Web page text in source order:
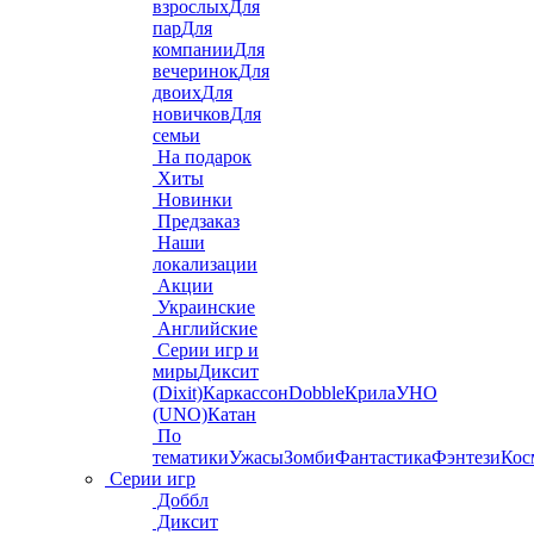
взрослыхДля
парДля
компанииДля
вечеринокДля
двоихДля
новичковДля
семьи
На подарок
Хиты
Новинки
Предзаказ
Наши
локализации
Акции
Украинские
Английские
Серии игр и
мирыДиксит
(Dixit)КаркассонDobbleКрилаУНО
(UNO)Катан
По
тематикиУжасыЗомбиФантастикаФэнтези
Серии игр
Доббл
Диксит